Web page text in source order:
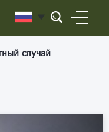
случай